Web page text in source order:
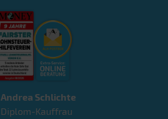
Andrea Schlichte
Diplom-Kauffrau